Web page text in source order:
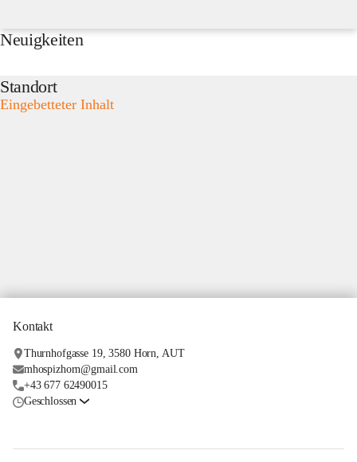
Neuigkeiten
Standort
Eingebetteter Inhalt
Kontakt
Thurnhofgasse 19, 3580 Horn, AUT
mhospizhorn@gmail.com
+43 677 62490015
Geschlossen